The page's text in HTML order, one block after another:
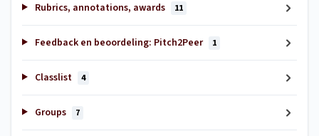
Rubrics, annotations, awards 11
Feedback en beoordeling: Pitch2Peer 1
Classlist 4
Groups 7